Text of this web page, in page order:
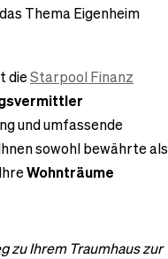
Thema Eigenheim
dieStarpool Finanz
und umfassende
sowohl bewährte als
Wohnträume
zu Ihrem Traumhaus zur